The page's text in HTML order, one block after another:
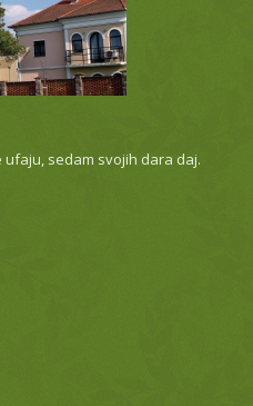
ufaju, sedam svojih dara daj.